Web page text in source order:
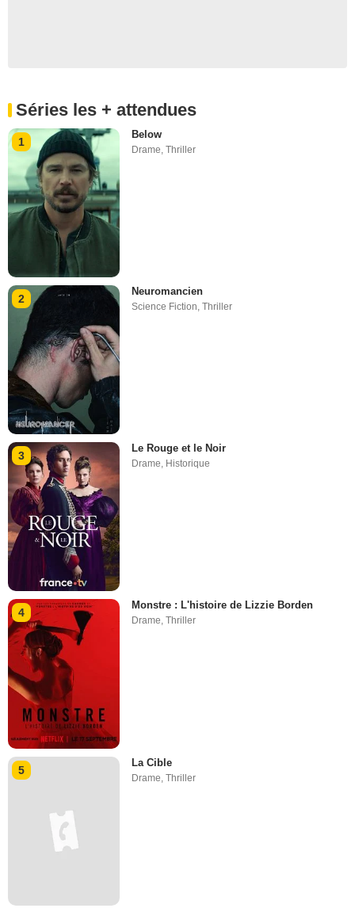
Séries les + attendues
1
Below
Drame ,Thriller
2
Neuromancien
Science Fiction,Thriller
3
Le Rouge et le Noir
Drame, Historique
4
Monstre : L'histoire de Lizzie Borden
Drame,Thriller
5
La Cible
Drame ,Thriller